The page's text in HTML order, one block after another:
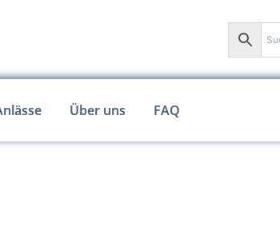
Über uns FAQ